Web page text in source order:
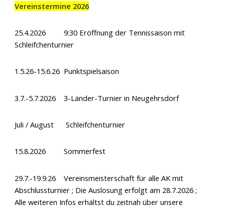
Vereinstermine 2026
25.4.2026 9:30 Eröffnung der Tennissaison mit
Schleifchenturnier
1.5.26-15.6.26 Punktspielsaison
3.7.-5.7.2026 3-Länder-Turnier in Neugehrsdorf
Juli / August Schleifchenturnier
15.8.2026 Sommerfest
29.7.-19.9.26 Vereinsmeisterschaft für alle AK mit
Abschlussturnier ; Die Auslosung erfolgt am 28.7.2026 ;
Alle weiteren Infos erhältst du zeitnah über unsere